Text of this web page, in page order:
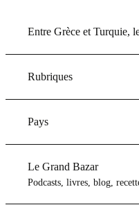
Entre Grèce et Turquie,
Rubriques
Pays
Le Grand Bazar
Podcasts, livres, blog,